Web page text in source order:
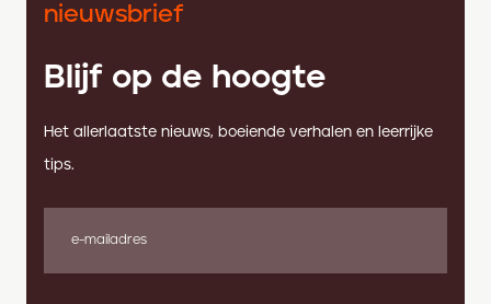
nieuwsbrief
Blijf op de hoogte
Het allerlaatste nieuws, boeiende verhalen en leerrijke
tips.